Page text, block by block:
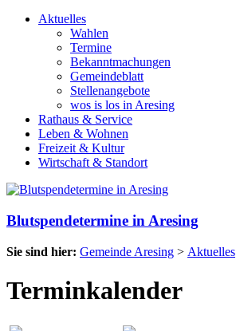
Aktuelles
Wahlen
Termine
Bekanntmachungen
Gemeindeblatt
Stellenangebote
wos is los in Aresing
Rathaus & Service
Leben & Wohnen
Freizeit & Kultur
Wirtschaft & Standort
Blutspendetermine in Aresing
Sie sind hier: Gemeinde Aresing > Aktuelles
Terminkalender